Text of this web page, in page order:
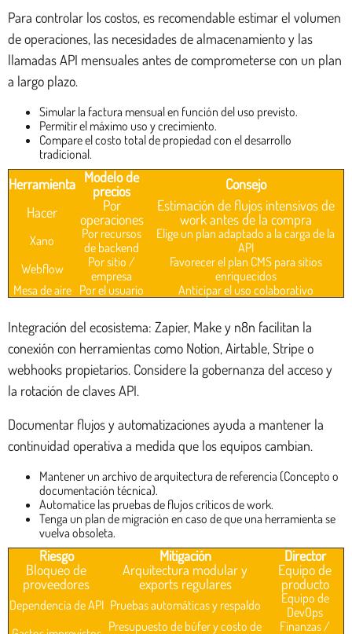
Para controlar los costos, es recomendable estimar el volumen
de operaciones, las necesidades de almacenamiento y las
llamadas API mensuales antes de comprometerse con un plan
a largo plazo.
Simular la factura mensual en función del uso previsto.
Permitir el máximo uso y crecimiento.
Compare el costo total de propiedad con el desarrollo
tradicional.
Herramienta Modelo de
precios
Consejo
Hacer
Por
operaciones
Estimación de flujos intensivos de
work antes de la compra
Xano
Por recursos
de backend
Elige un plan adaptado a la carga de la
API
Webflow
Por sitio /
empresa
Favorecer el plan CMS para sitios
enriquecidos
Mesa de aire Por el usuario Anticipar el uso colaborativo
Integración del ecosistema: Zapier, Make y n8n facilitan la
conexión con herramientas como Notion, Airtable, Stripe o
webhooks propietarios. Considere la gobernanza del acceso y
la rotación de claves API.
Documentar flujos y automatizaciones ayuda a mantener la
continuidad operativa a medida que los equipos cambian.
Mantener un archivo de arquitectura de referencia (Concepto o
documentación técnica).
Automatice las pruebas de flujos críticos de work.
Tenga un plan de migración en caso de que una herramienta se
vuelva obsoleta.
Riesgo Mitigación
Director
Bloqueo de
proveedores
Arquitectura modular y
exports regulares
Equipo de
producto
Dependencia de API Pruebas automáticas y respaldo
Equipo de
DevOps
Presupuesto de búfer y costo de
Finanzas /